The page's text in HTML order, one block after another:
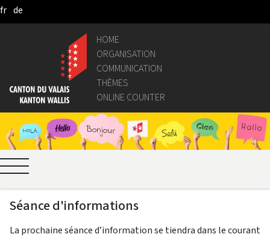
Saltar al contenido principal
fr de
HOME
ORGANISATION
COMMUNICATION
THÈMES
ONLINE COUNTER
Séance d'informations
La prochaine séance d’information se tiendradans le courant